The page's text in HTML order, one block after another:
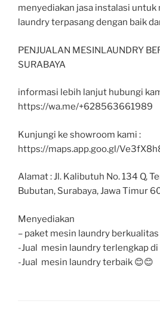
menyediakan jasa instalasi
laundry terpasang dengan baik
PENJUALAN MESINLAUNDRY
SURABAYA
informasi lebih lanjut hubungi
https://wa.me/+628563661989
Kunjungi ke showroom kami :
https://maps.app.goo.gl/
Alamat : Jl. Kalibutuh No. 134 Q,
Bubutan, Surabaya, Jawa Timur
Menyediakan
– paket mesin laundry
-Jual mesin laundry terlengkap di
-Jual mesin laundry terbaik 😊😊